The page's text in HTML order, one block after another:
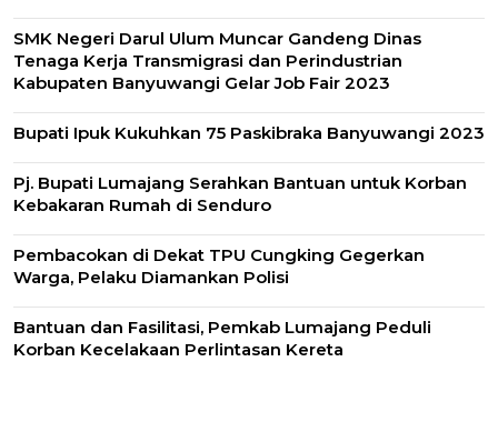
SMK Negeri Darul Ulum Muncar Gandeng Dinas
Tenaga Kerja Transmigrasi dan Perindustrian
Kabupaten Banyuwangi Gelar Job Fair 2023
Bupati Ipuk Kukuhkan 75 Paskibraka Banyuwangi 2023
Pj. Bupati Lumajang Serahkan Bantuan untuk Korban
Kebakaran Rumah di Senduro
Pembacokan di Dekat TPU Cungking Gegerkan
Warga, Pelaku Diamankan Polisi
Bantuan dan Fasilitasi, Pemkab Lumajang Peduli
Korban Kecelakaan Perlintasan Kereta